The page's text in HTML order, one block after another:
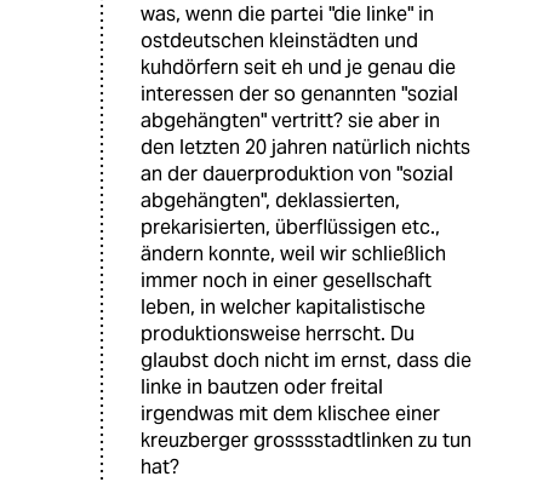
was, wenn die partei "die linke" in
ostdeutschen kleinstädten und
kuhdörfern seit eh und je genau die
interessen der so genannten "sozial
abgehängten" vertritt? sie aber in
den letzten 20 jahren natürlich nichts
an der dauerproduktion von "sozial
abgehängten", deklassierten,
prekarisierten, überflüssigen etc.,
ändern konnte, weil wir schließlich
immer noch in einer gesellschaft
leben, in welcher kapitalistische
produktionsweise herrscht. Du
glaubst doch nicht im ernst, dass die
linke in bautzen oder freital
irgendwas mit dem klischee einer
kreuzberger grosssstadtlinken zu tun
hat?